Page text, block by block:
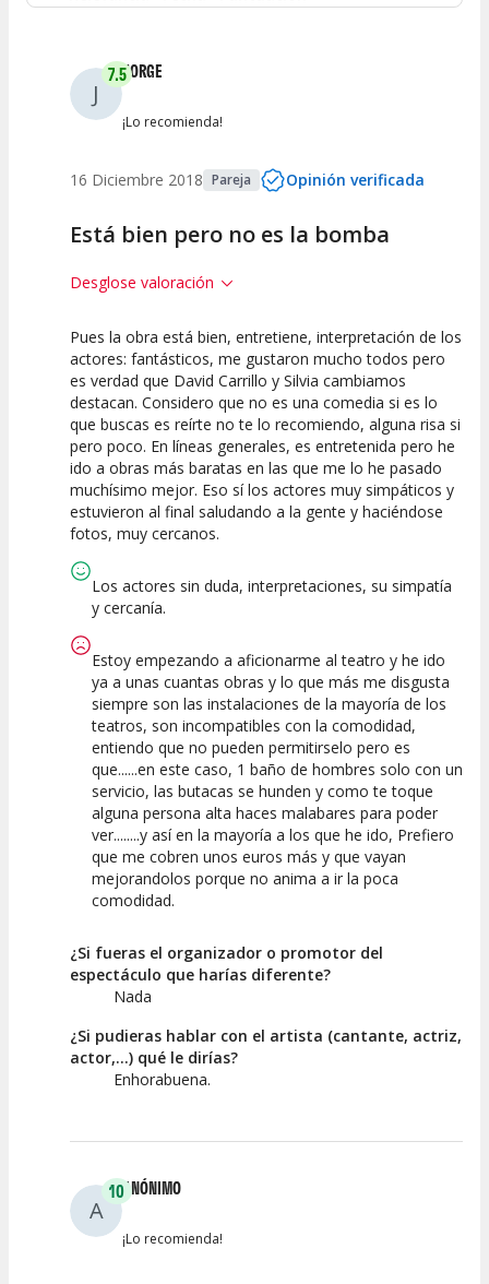
Entre 0 y 2
J
7.5JORGE
¡Lo recomienda!
16 Diciembre 2018 Pareja Opinión verificada
Está bien pero no es la bomba
Desglose valoración
7.5
Calidad del
Espectáculo
7.5
Puesta en
Escena
7.5
Interpretación
artística
Pues la obra está bien, entretiene, interpretación de los
actores: fantásticos, me gustaron mucho todos pero
es verdad que David Carrillo y Silvia cambiamos
destacan. Considero que no es una comedia si es lo
que buscas es reírte no te lo recomiendo, alguna risa si
pero poco. En líneas generales, es entretenida pero he
ido a obras más baratas en las que me lo he pasado
muchísimo mejor. Eso sí los actores muy simpáticos y
estuvieron al final saludando a la gente y haciéndose
fotos, muy cercanos.
Los actores sin duda, interpretaciones, su simpatía
y cercanía.
Estoy empezando a aficionarme al teatro y he ido
ya a unas cuantas obras y lo que más me disgusta
siempre son las instalaciones de la mayoría de los
teatros, son incompatibles con la comodidad,
entiendo que no pueden permitirselo pero es
que......en este caso, 1 baño de hombres solo con un
servicio, las butacas se hunden y como te toque
alguna persona alta haces malabares para poder
ver........y así en la mayoría a los que he ido, Prefiero
que me cobren unos euros más y que vayan
mejorandolos porque no anima a ir la poca
comodidad.
¿Si fueras el organizador o promotor del
espectáculo que harías diferente?
Nada
¿Si pudieras hablar con el artista (cantante, actriz,
actor,...) qué le dirías?
Enhorabuena.
A
10ANÓNIMO
¡Lo recomienda!